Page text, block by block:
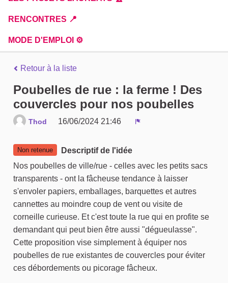
RENCONTRES 📍
MODE D'EMPLOI ⚙️
Retour à la liste
Poubelles de rue : la ferme ! Des
couvercles pour nos poubelles
Thod
16/06/2024 21:46
Non retenue
Descriptif de l'idée
Nos poubelles de ville/rue - celles avec les petits sacs
transparents - ont la fâcheuse tendance à laisser
s'envoler papiers, emballages, barquettes et autres
cannettes au moindre coup de vent ou visite de
corneille curieuse. Et c'est toute la rue qui en profite se
demandant qui peut bien être aussi "dégueulasse".
Cette proposition vise simplement à équiper nos
poubelles de rue existantes de couvercles pour éviter
ces débordements ou picorage fâcheux.